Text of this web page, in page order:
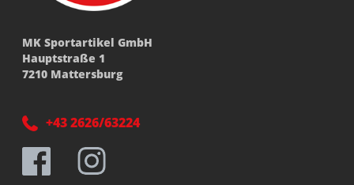
MK Sportartikel GmbH
Hauptstraße 1
7210 Mattersburg
+43 2626/63224